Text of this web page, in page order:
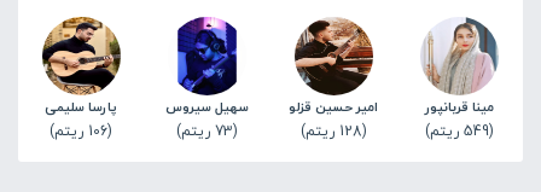
مینا قربانپور
(549 ریتم)
امیر حسین قزلو
(128 ریتم)
سهیل سیروس
(73 ریتم)
پارسا سلیمی
(106 ریتم)